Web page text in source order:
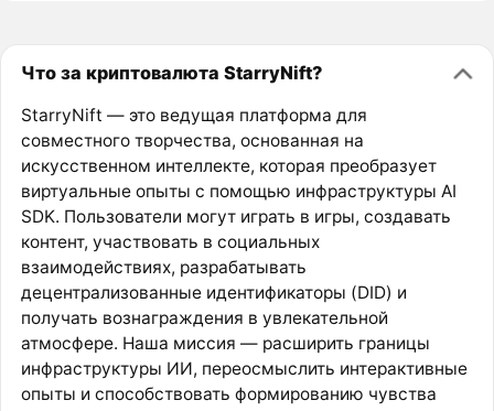
Что за криптовалюта StarryNift?
StarryNift — это ведущая платформа для
совместного творчества, основанная на
искусственном интеллекте, которая преобразует
виртуальные опыты с помощью инфраструктуры AI
SDK. Пользователи могут играть в игры, создавать
контент, участвовать в социальных
взаимодействиях, разрабатывать
децентрализованные идентификаторы (DID) и
получать вознаграждения в увлекательной
атмосфере. Наша миссия — расширить границы
инфраструктуры ИИ, переосмыслить интерактивные
опыты и способствовать формированию чувства